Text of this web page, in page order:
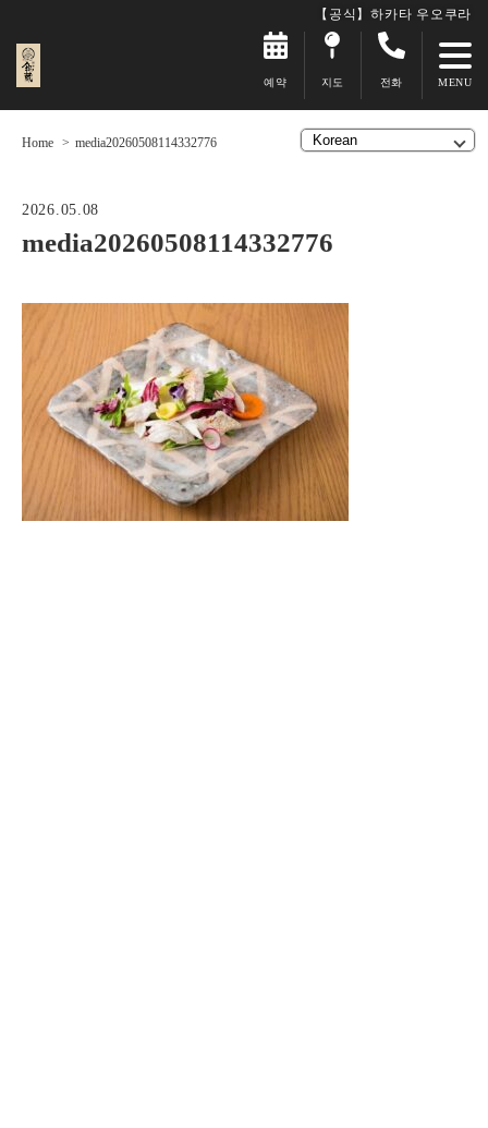
【공식】하카타 우오쿠라
예약 지도 전화
Home media20260508114332776
2026.05.08
media20260508114332776